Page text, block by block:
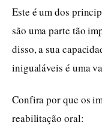
Este é um dos
são uma parte tão
disso, a sua
inigualáveis é uma
Confira por que os
reabilitação oral: